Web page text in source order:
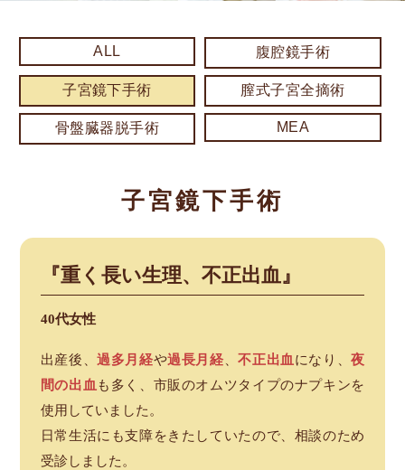
ALL 腹腔鏡手術
子宮鏡下手術 膣式子宮全摘術
骨盤臓器脱手術 MEA
子宮鏡下手術
『重く長い生理、不正出血』
40代女性
出産後、過多月経や過長月経 、不正出血 になり、夜
間の出血 も多く、市販のオムツタイプのナプキンを
使用していました。
日常生活にも支障をきたしていたので、相談のため
受診しました。